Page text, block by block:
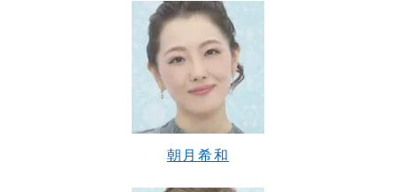
朝月希和